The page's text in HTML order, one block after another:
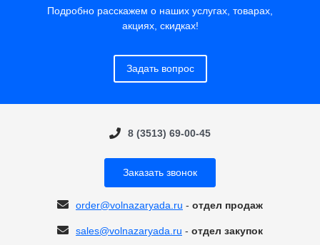
Подробно расскажем о наших услугах, товарах,
акциях, скидках!
Задать вопрос
8 (3513) 69-00-45
Заказать звонок
order@volnazaryada.ru - отдел продаж
sales@volnazaryada.ru - отдел закупок